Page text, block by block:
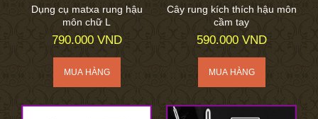
Dụng cụ matxa rung hậu
môn chữ L
790.000 VND
Cây rung kích thích hậu môn
cầm tay
590.000 VND